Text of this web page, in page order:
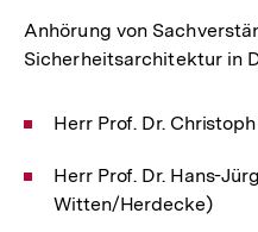
Anhörung von
Sicherheitsarchitektur in
Herr Prof. Dr.
Herr Prof. Dr. Hans-
Witten/Herdecke)